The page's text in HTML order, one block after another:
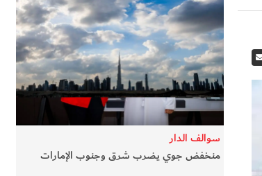
سوالف الدار
منخفض جوي يضرب شرق وجنوب الإمارات